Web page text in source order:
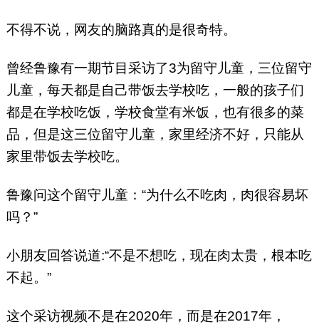
不得不说，网友的脑路真的是很奇特。
曾经鲁豫有一期节目采访了3为留守儿童，三位留守
儿童，每天都是自己带饭去学校吃，一般的孩子们
都是在学校吃饭，学校食堂有米饭，也有很多的菜
品，但是这三位留守儿童，家里经济不好，只能从
家里带饭去学校吃。
鲁豫问这个留守儿童：“为什么不吃肉，肉很容易坏
吗？”
小朋友回答说道:“不是不想吃，现在肉太贵，根本吃
不起。”
这个采访视频不是在2020年，而是在2017年，